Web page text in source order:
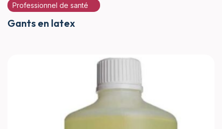
Professionnel de santé
Gants en latex